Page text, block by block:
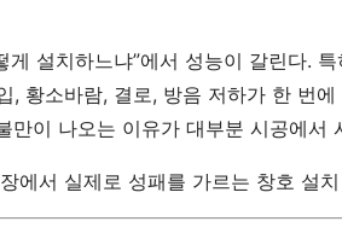
게 설치하느냐”에서 성능이 갈린다.
, 황소바람, 결로, 방음 저하가 한 번
만이 나오는 이유가 대부분 시공에서
에서 실제로 성패를 가르는 창호 설